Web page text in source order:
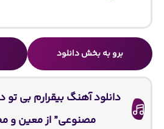
برو به بخش دانلود
دانلود آهنگ ﺑﻴﻘﺮارم ﺑﻰ
مصنوعی” از معین و